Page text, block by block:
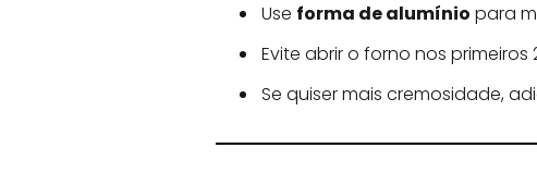
Use forma de alumínio para
Evite abrir o forno nos primeiros
Se quiser mais cremosidade,